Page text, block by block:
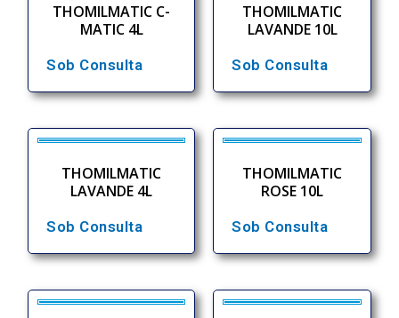
THOMILMATIC C-
MATIC 4L
Sob Consulta
THOMILMATIC
LAVANDE 10L
Sob Consulta
THOMILMATIC
LAVANDE 4L
Sob Consulta
THOMILMATIC
ROSE 10L
Sob Consulta